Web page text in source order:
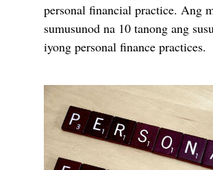
personal financial practice. Ang
sumusunod na 10 tanong ang
iyong personal finance practices.